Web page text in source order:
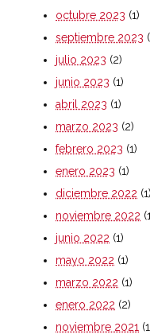
octubre 2023 (1)
septiembre 2023
julio 2023 (2)
junio 2023 (1)
abril 2023 (1)
marzo 2023 (2)
febrero 2023 (1)
enero 2023 (1)
diciembre 2022 (1)
noviembre 2022
junio 2022 (1)
mayo 2022 (1)
marzo 2022 (1)
enero 2022 (2)
noviembre 2021